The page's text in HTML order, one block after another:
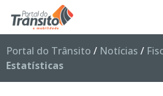
Portal do Trânsito / Notícias /
Estatísticas